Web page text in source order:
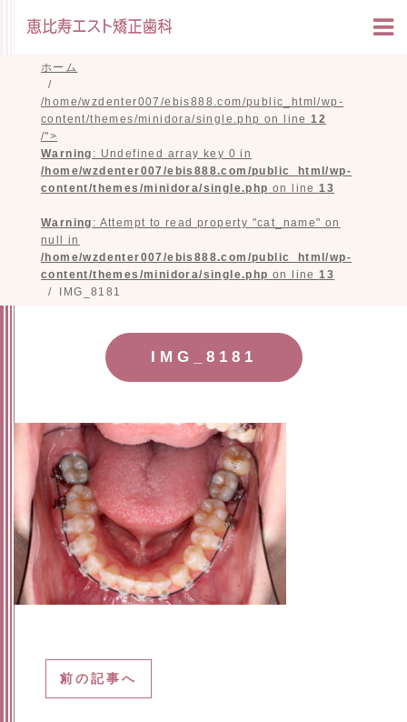
ホーム
/home/wzdenter007/ebis888.com/public_html/wp-
content/themes/minidora/single.php on line12
/">
Warning : Undefined array key 0 in
/home/wzdenter007/ebis888.com/public_html/wp-
content/themes/minidora/single.php on line13
Warning : Attempt to read property "cat_name" on
null in
/home/wzdenter007/ebis888.com/public_html/wp-
content/themes/minidora/single.php on line13
IMG_8181
IMG_8181
前の記事へ